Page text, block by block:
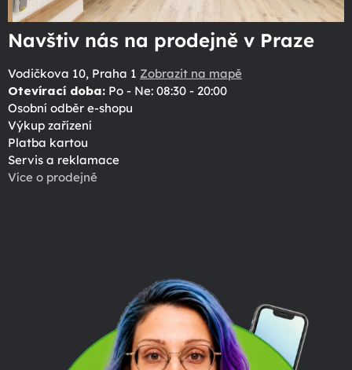
Navštiv nás na prodejně v Praze
Vodičkova 10, Praha 1 Zobrazit na mapě
Otevírací doba: Po - Ne: 08:30 - 20:00
Osobní odběr e-shopu
Výkup zařízení
Platba kartou
Servis a reklamace
Více o prodejně